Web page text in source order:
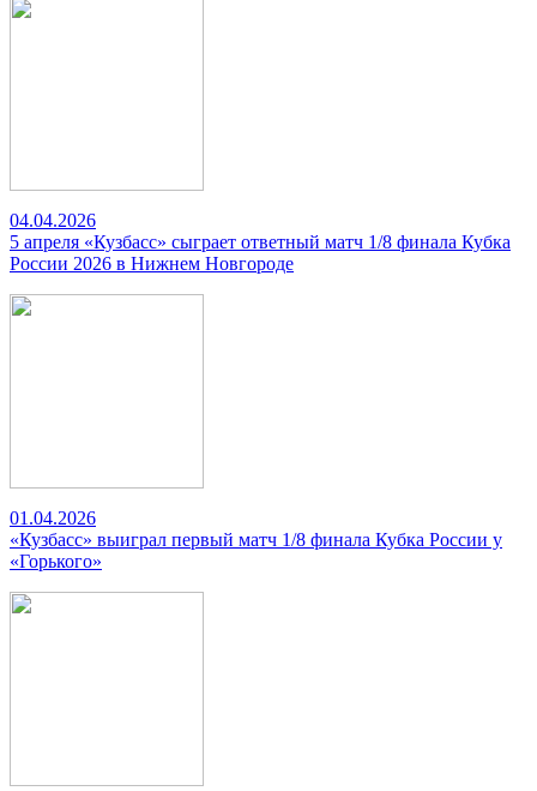
04.04.2026
5 апреля «Кузбасс» сыграет ответный матч 1/8 финала Кубка
России 2026 в Нижнем Новгороде
01.04.2026
«Кузбасс» выиграл первый матч 1/8 финала Кубка России у
«Горького»